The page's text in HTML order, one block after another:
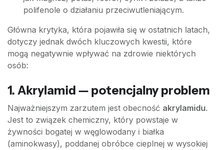
polifenole o działaniu przeciwutleniającym.
Główna krytyka, która pojawiła się w ostatnich latach,
dotyczy jednak dwóch kluczowych kwestii, które
mogą negatywnie wpływać na zdrowie niektórych
osób:
1. Akrylamid — potencjalny problem
Najważniejszym zarzutem jest obecność akrylamidu.
Jest to związek chemiczny, który powstaje w
żywności bogatej w węglowodany i białka
(aminokwasy), poddanej obróbce cieplnej w wysokiej